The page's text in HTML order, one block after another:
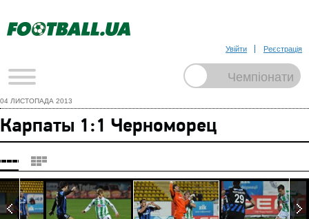
Увійти Реєстрація
04 ЛИСТОПАДА 2013
Карпаты 1:1 Черноморец